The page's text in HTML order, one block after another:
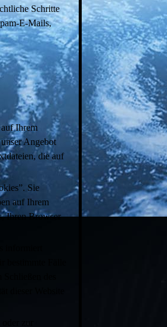
Schritte
E-Mails,
Ihrem
Angebot
die auf
Sie
auf Ihrem
Ihren Browser